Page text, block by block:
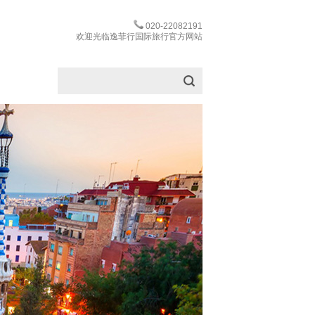
020-22082191
欢迎光临逸菲行国际旅行官方网站